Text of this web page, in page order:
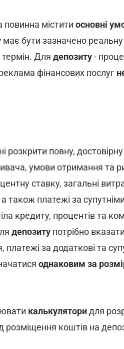
повинна містити основні
має бути зазначено
Для депозиту-
фінансових послуг
розкрити повну,
умови отримання та
ставку, загальні
також платежі за
кредиту, процентів та
депозиту потрібно
за додаткові та
однаковим за
калькуляторидля
розміщення коштів на